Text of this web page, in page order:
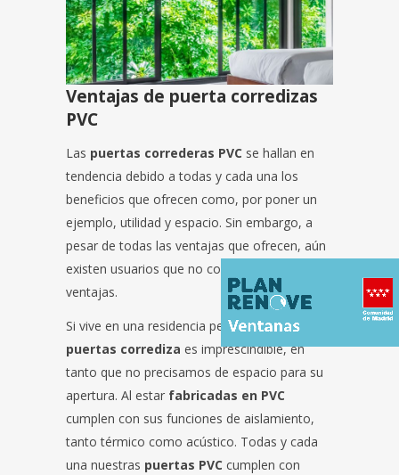
Ventajas de puerta corredizas
PVC
Las puertas correderas PVC se hallan en
tendencia debido a todas y cada una los
beneficios que ofrecen como, por poner un
ejemplo, utilidad y espacio. Sin embargo, a
pesar de todas las ventajas que ofrecen, aún
existen usuarios que no conocen sus
ventajas.
Si vive en una residencia pequeña contar con
puertas corrediza es imprescindible, en
tanto que no precisamos de espacio para su
apertura. Al estar fabricadas en PVC
cumplen con sus funciones de aislamiento,
tanto térmico como acústico. Todas y cada
una nuestras puertas PVC cumplen con